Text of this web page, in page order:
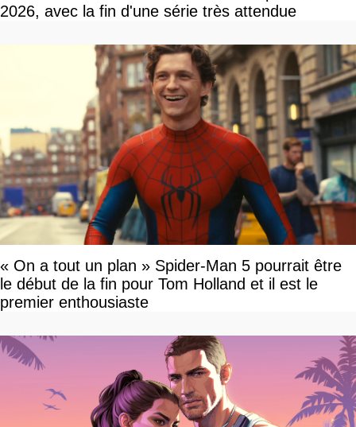
2026, avec la fin d'une série très attendue
« On a tout un plan » Spider-Man 5 pourrait être
le début de la fin pour Tom Holland et il est le
premier enthousiaste